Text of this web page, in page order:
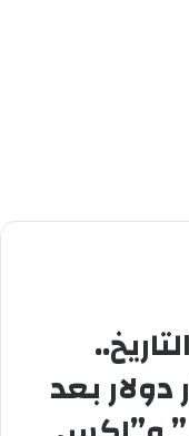
800 مليار دولار بعد